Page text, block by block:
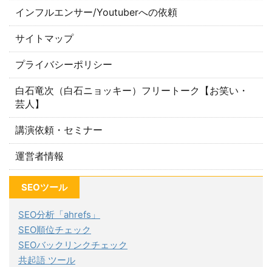
インフルエンサー/Youtuberへの依頼
サイトマップ
プライバシーポリシー
白石竜次（白石ニョッキー）フリートーク【お笑い・
芸人】
講演依頼・セミナー
運営者情報
SEOツール
SEO分析「ahrefs」
SEO順位チェック
SEOバックリンクチェック
共起語 ツール